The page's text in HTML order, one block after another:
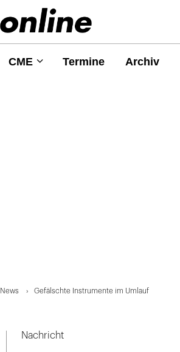
CME Termine Archiv
News Gefälschte Instrumente im Umlauf
Nachricht